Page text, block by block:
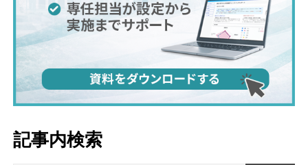
記事内検索